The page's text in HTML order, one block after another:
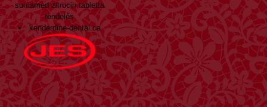
sumamed zitrocin tabletta
rendelés
kenderdine-dental.ca